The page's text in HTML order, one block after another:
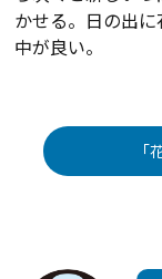
かせる。日の出
中が良い。